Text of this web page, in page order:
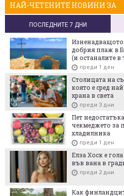
НАЙ-ЧЕТЕНИТЕ НОВИНИ ЗА
ПОСЛЕДНИТЕ 7 ДНИ
Изненадващото
добрия плаж в
(и останалите в
преди 1 ден
Столицата на
която е сред
храна в света
преди 3 дни
Пет
чекмеджето за
хладилника
преди 1 ден
Елза Хоск е
във вана в
преди 2 дни
Как